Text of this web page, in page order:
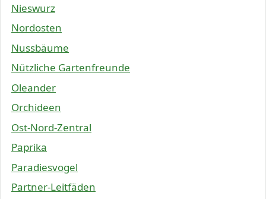
Nieswurz
Nordosten
Nussbäume
Nützliche Gartenfreunde
Oleander
Orchideen
Ost-Nord-Zentral
Paprika
Paradiesvogel
Partner-Leitfäden